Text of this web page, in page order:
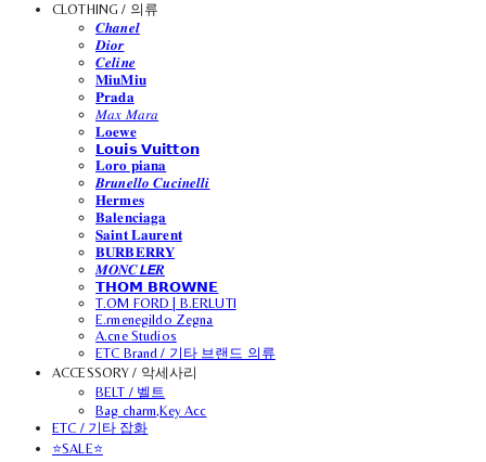
CLOTHING / 의류
𝑪𝒉𝒂𝒏𝒆𝒍
𝑫𝒊𝒐𝒓
𝑪𝒆𝒍𝒊𝒏𝒆
𝐌𝐢𝐮𝐌𝐢𝐮
𝐏𝐫𝐚𝐝𝐚
𝑀𝑎𝑥 𝑀𝑎𝑟𝑎
𝐋𝐨𝐞𝐰𝐞
𝗟𝗼𝘂𝗶𝘀 𝗩𝘂𝗶𝘁𝘁𝗼𝗻
𝐋𝐨𝐫𝐨 𝐩𝐢𝐚𝐧𝐚
𝑩𝒓𝒖𝒏𝒆𝒍𝒍𝒐 𝑪𝒖𝒄𝒊𝒏𝒆𝒍𝒍𝒊
𝐇𝐞𝐫𝐦𝐞𝐬
𝐁𝐚𝐥𝐞𝐧𝐜𝐢𝐚𝐠𝐚
𝐒𝐚𝐢𝐧𝐭 𝐋𝐚𝐮𝐫𝐞𝐧𝐭
𝐁𝐔𝐑𝐁𝐄𝐑𝐑𝐘
𝑴𝑶𝑵𝑪𝙇𝙀𝑹
𝗧𝗛𝗢𝗠 𝗕𝗥𝗢𝗪𝗡𝗘
T.OM FORD | B.ERLUTI
E.rmenegildo Zegna
A.cne Studios
ETC Brand / 기타 브랜드 의류
ACCESSORY / 악세사리
BELT / 벨트
Bag charm,Key Acc
ETC / 기타 잡화
⭐SALE⭐